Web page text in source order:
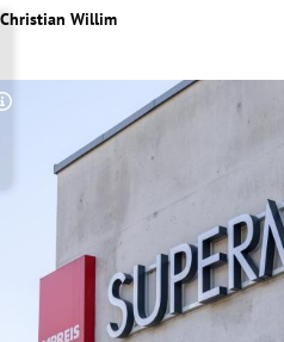
Untermenü
Untermenü
Untermenü
Christian Willim
Copyright-Hinweis öffnen/schließen